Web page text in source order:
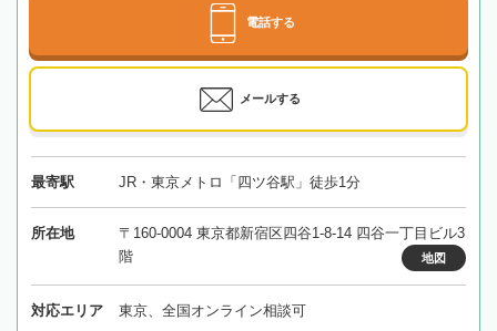
電話する
メールする
最寄駅 JR・東京メトロ「四ツ谷駅」徒歩1分
所在地
〒160-0004 東京都新宿区四谷1-8-14 四谷一丁目ビル3
階
地図
対応エリア 東京、全国オンライン相談可